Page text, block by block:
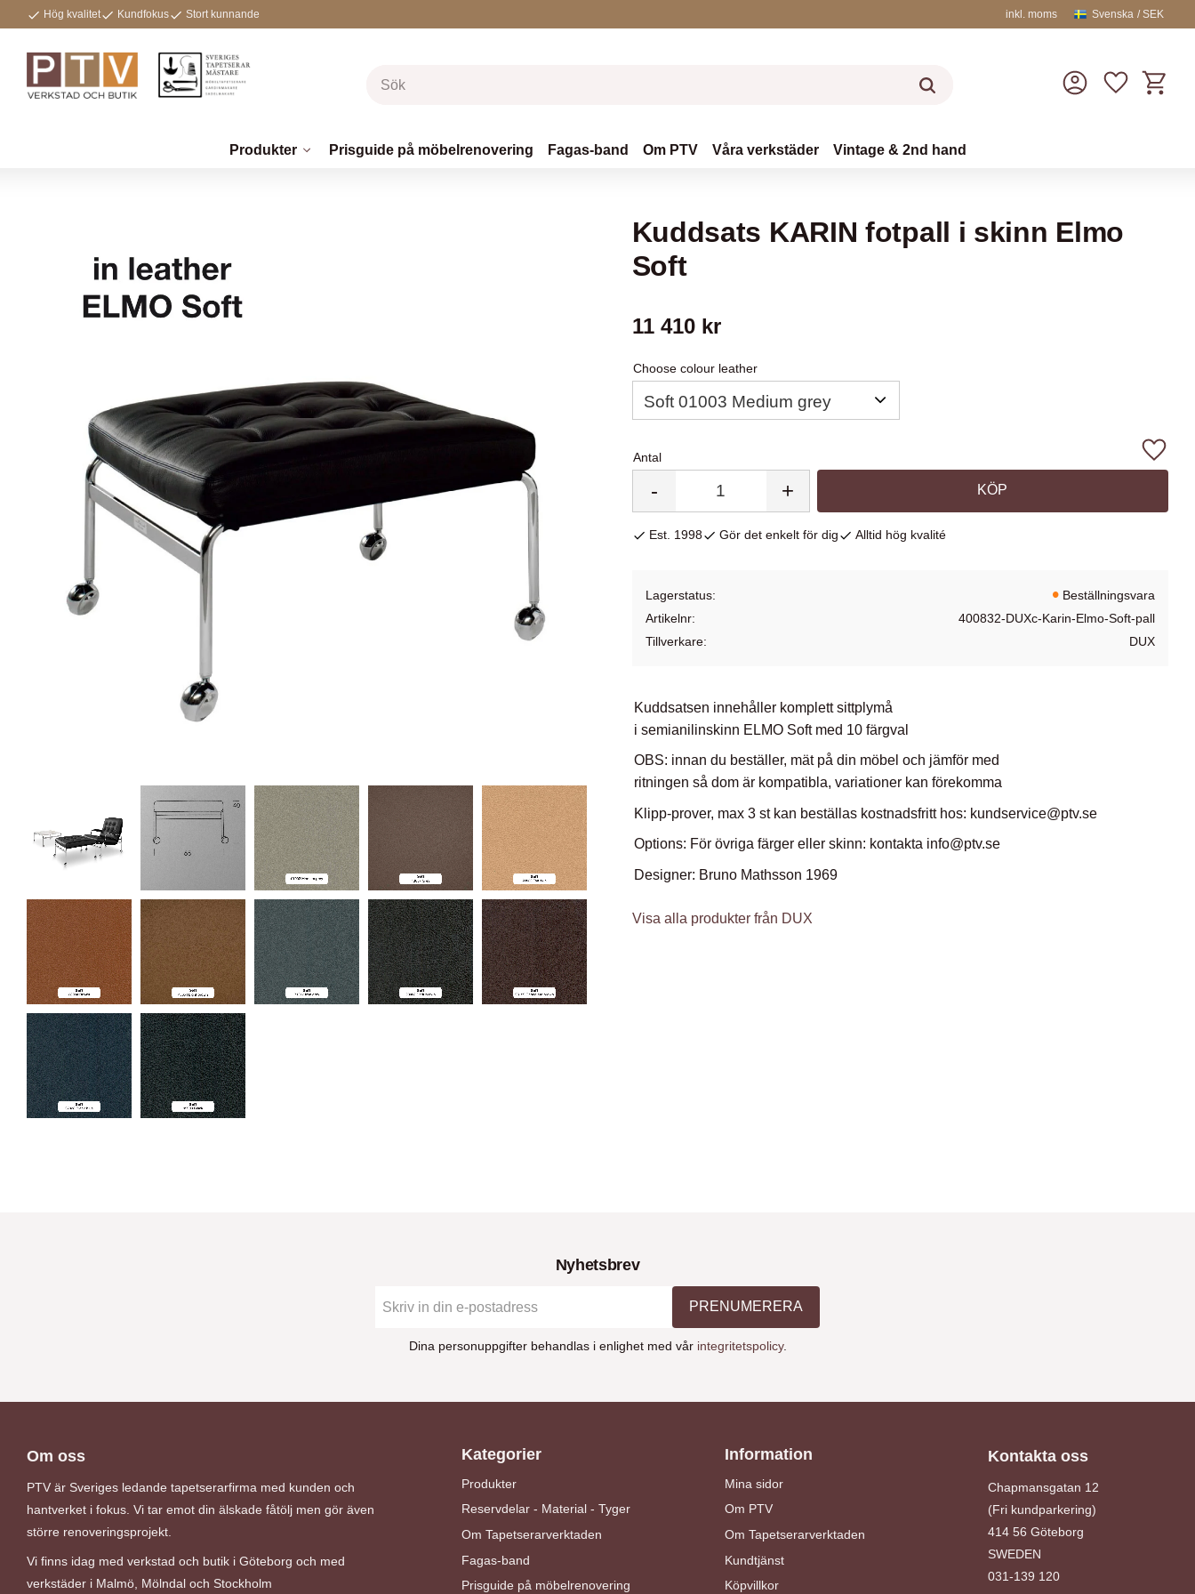
Hög kvalitet Kundfokus Stort kunnande inkl. moms
Produkter Prisguide på möbelrenovering Fagas-band Om PTV Våra verkstäder Vintage & 2nd hand
Svenska SEK
Kuddsats KARIN fotpall i skinn Elmo
Soft
11 410kr
Choose colour leather
Antal
+
- KÖP
Lägg
Est. 1998 Gör det enkelt för dig Alltid hög kvalité
Lagerstatus
Beställningsvara
Artikelnr
400832-DUXc-Karin-Elmo-Soft-pall
Tillverkare
DUX
Kuddsatsen innehåller komplett sittplymå
i semianilinskinn ELMO Soft med 10 färgval
OBS: innan du beställer, mät på din möbel och jämför med
ritningen så dom är kompatibla, variationer kan förekomma
Klipp-prover, max 3 st kan beställas kostnadsfritt hos: kundservice@ptv.se
Options: För övriga färger eller skinn: kontakta info@ptv.se
Designer: Bruno Mathsson 1969
Visa alla produkter från DUX
Nyhetsbrev
PRENUMERERA
Dina personuppgifter behandlas i enlighet med vår integritetspolicy.
Om oss
PTV är Sveriges ledande tapetserarfirma med kunden och
hantverket i fokus. Vi tar emot din älskade fåtölj men gör även
större renoveringsprojekt.
Vi finns idag med verkstad och butik i Göteborg och med
verkstäder i Malmö, Mölndal och Stockholm
Kategorier
Produkter
Reservdelar - Material - Tyger
Om Tapetserarverktaden
Fagas-band
Prisguide på möbelrenovering
Information
Mina sidor
Om PTV
Om Tapetserarverktaden
Kundtjänst
Köpvillkor
Kontakta oss
Chapmansgatan 12
(Fri kundparkering)
414 56 Göteborg
SWEDEN
031-139 120